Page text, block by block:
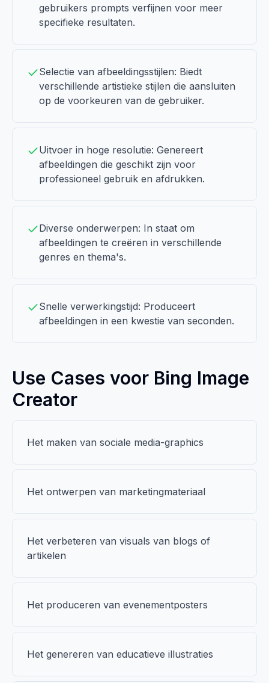
gebruikers prompts verfijnen voor meer
specifieke resultaten.
Selectie van afbeeldingsstijlen: Biedt
verschillende artistieke stijlen die aansluiten
op de voorkeuren van de gebruiker.
Uitvoer in hoge resolutie: Genereert
afbeeldingen die geschikt zijn voor
professioneel gebruik en afdrukken.
Diverse onderwerpen: In staat om
afbeeldingen te creëren in verschillende
genres en thema's.
Snelle verwerkingstijd: Produceert
afbeeldingen in een kwestie van seconden.
Use Cases voor Bing Image
Creator
Het maken van sociale media-graphics
Het ontwerpen van marketingmateriaal
Het verbeteren van visuals van blogs of
artikelen
Het produceren van evenementposters
Het genereren van educatieve illustraties